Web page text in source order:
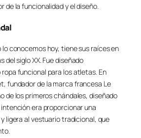
de la funcionalidad y el diseño.
conocemos hoy, tiene sus raíces en
del siglo XX. Fue diseñado
funcional para los atletas. En
fundador de la marca francesa Le
de los primeros chándales, diseñado
era proporcionar una
ligera al vestuario tradicional, que